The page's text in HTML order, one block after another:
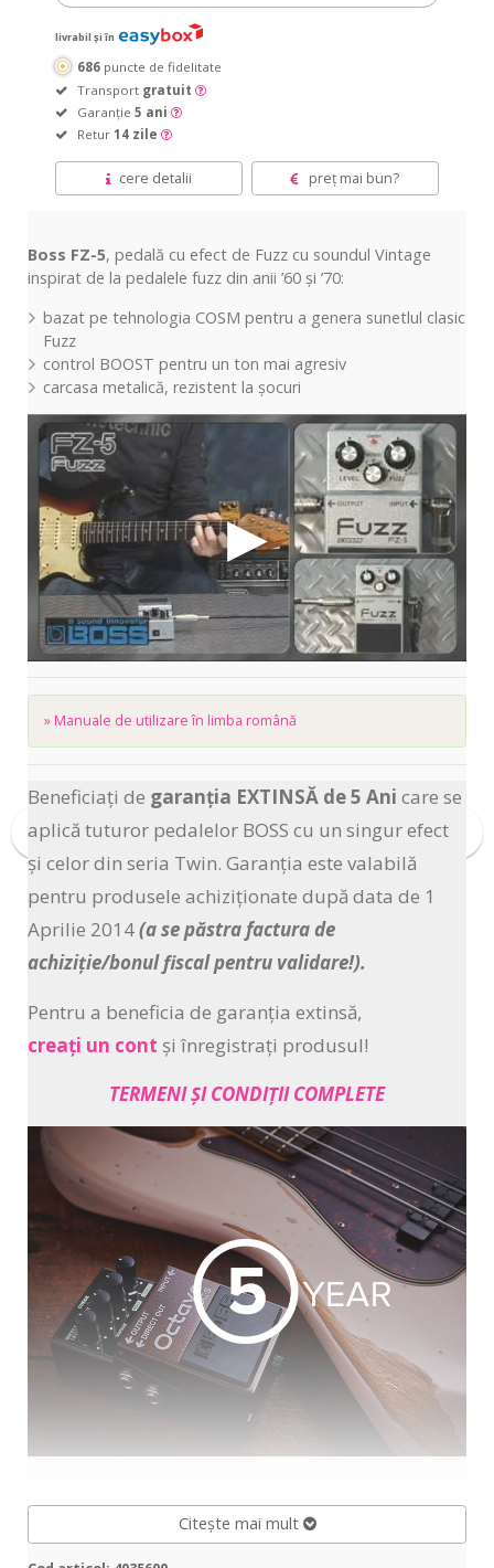
livrabil și în
686 puncte de fidelitate
Transport gratuit
Garanție 5 ani
Retur 14 zile
cere detalii preț mai bun?
Boss FZ-5, pedală cu efect de Fuzz cu soundul Vintage
inspirat de la pedalele fuzz din anii ’60 și ’70:
bazat pe tehnologia COSM pentru a genera sunetlul clasic
Fuzz
control BOOST pentru un tonmai agresiv
carcasa metalică, rezistentla șocuri
» Manuale de utilizare în limba română
Beneficiați de garanția EXTINSĂ de 5 Ani care se
aplică tuturor pedalelor BOSS cu un singur efect
și celor din seria Twin. Garanția este valabilă
pentru produsele achiziționate după data de 1
Aprilie 2014(a se păstra factura de
achiziție/bonul fiscal pentru validare!).
Pentru a beneficia de garanția extinsă,
creați un cont și înregistrați produsul!
TERMENI ȘI CONDIȚII COMPLETE
Citește mai mult